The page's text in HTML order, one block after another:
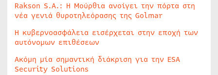
Rakson S.A.: Η Μούρθια ανοίγει την πόρτα στη
νέα γενιά θυροτηλεόρασης της Golmar
Η κυβερνοασφάλεια εισέρχεται στην εποχή των
αυτόνομων επιθέσεων
Ακόμη μία σημαντική διάκριση για την ESA
Security Solutions